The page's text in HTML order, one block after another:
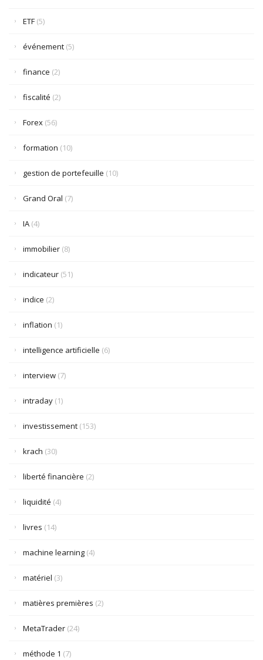
ETF (5)
événement (5)
finance (2)
fiscalité (2)
Forex (56)
formation (10)
gestion de portefeuille (10)
Grand Oral (7)
IA (4)
immobilier (8)
indicateur (51)
indice (2)
inflation (1)
intelligence artificielle (6)
interview (7)
intraday (1)
investissement (153)
krach (30)
liberté financière (2)
liquidité (4)
livres (14)
machine learning (4)
matériel (3)
matières premières (2)
MetaTrader (24)
méthode 1 (7)